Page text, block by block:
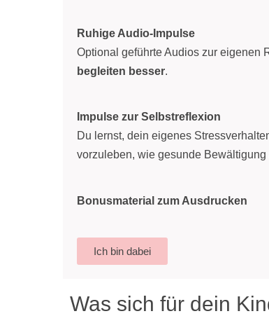
Ruhige Audio-Impulse
Optional geführte Audios zur eigenen
begleiten besser.
Impulse zur Selbstreflexion
Du lernst, dein eigenes
vorzuleben, wie gesunde Bewältigung
Bonusmaterial zum Ausdrucken
Ich bin dabei
Was sich für dein